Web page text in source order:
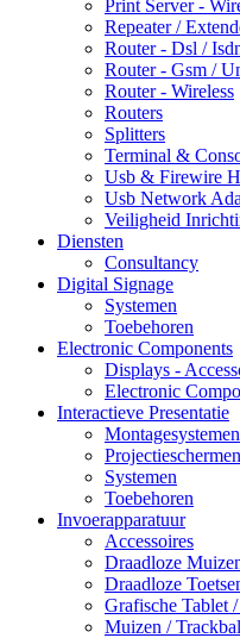
Print Server -
Repeater /
Router - Dsl /
Router - Gsm /
Router - Wireless
Routers
Splitters
Terminal &
Usb & Firewire
Usb Network
Veiligheid
Diensten
Consultancy
Digital Signage
Systemen
Toebehoren
Electronic Components
Displays -
Electronic
Interactieve Presentatie
Montagesystemen
Projectieschermen
Systemen
Toebehoren
Invoerapparatuur
Accessoires
Draadloze
Draadloze
Grafische Tablet
Muizen /